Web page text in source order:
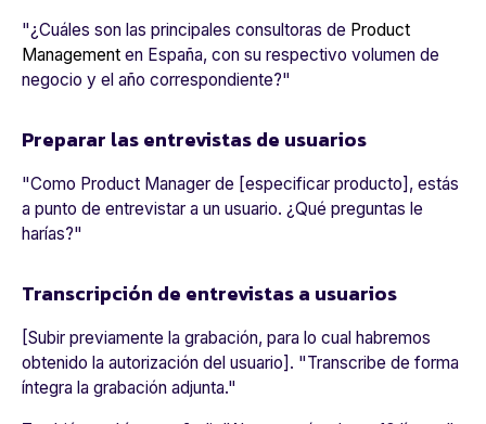
"¿Cuáles son las principales consultoras de Product
Management en España, con su respectivo volumen de
negocio y el año correspondiente?"
Preparar las entrevistas de usuarios
"Como Product Manager de [especificar producto], estás
a punto de entrevistar a un usuario. ¿Qué preguntas le
harías?"
Transcripción de entrevistas a usuarios
[Subir previamente la grabación, para lo cual habremos
obtenido la autorización del usuario]. "Transcribe de forma
íntegra la grabación adjunta."